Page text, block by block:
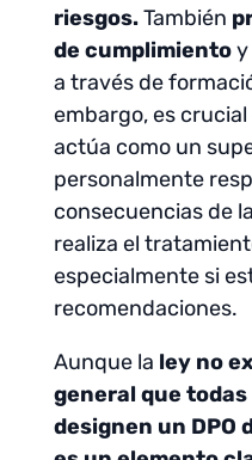
riesgos.También
de cumplimientoy
a través de
embargo, es
actúa como un
personalmente
consecuencias de
realiza el
especialmente si
recomendaciones.
Aunque la ley no
general que
designen un DPO